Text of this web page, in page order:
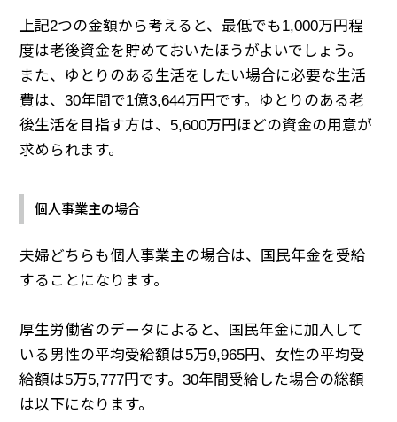
上記2つの金額から考えると、最低でも1,000万円程
度は老後資金を貯めておいたほうがよいでしょう。
また、ゆとりのある生活をしたい場合に必要な生活
費は、30年間で1億3,644万円です。ゆとりのある老
後生活を目指す方は、5,600万円ほどの資金の用意が
求められます。
個人事業主の場合
夫婦どちらも個人事業主の場合は、国民年金を受給
することになります。
厚生労働省のデータによると、国民年金に加入して
いる男性の平均受給額は5万9,965円、女性の平均受
給額は5万5,777円です。30年間受給した場合の総額
は以下になります。